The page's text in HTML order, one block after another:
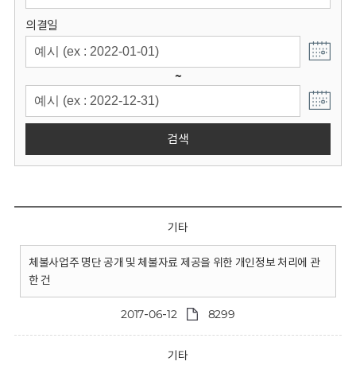
의결일
~
검색
기타
체불사업주 명단 공개 및 체불자료 제공을 위한 개인정보 처리에 관
한 건
2017-06-12 8299
기타